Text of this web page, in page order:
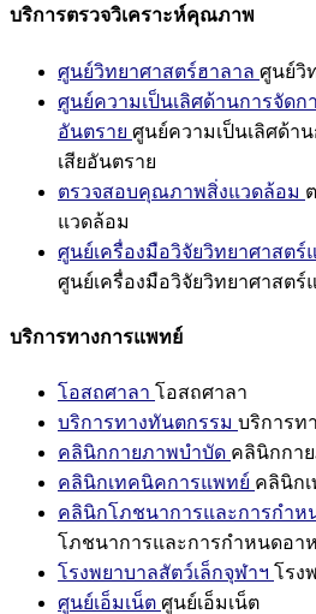
บริการตรวจวิเคราะห์คุณภาพ
ศูนย์วิทยาศาสตร์ฮาลาล ศูนย์วิ
ศูนย์ความเป็นเลิศด้านการจัดก
อันตราย ศูนย์ความเป็นเลิศด้า
เสียอันตราย
ตรวจสอบคุณภาพสิ่งแวดล้อม
แวดล้อม
ศูนย์เครื่องมือวิจัยวิทยาศาสตร์
ศูนย์เครื่องมือวิจัยวิทยาศาสตร์
บริการทางการแพทย์
โอสถศาลา โอสถศาลา
บริการทางทันตกรรม บริการท
คลินิกกายภาพบำบัด คลินิกกา
คลินิกเทคนิคการแพทย์ คลินิก
คลินิกโภชนาการและการกำห
โภชนาการและการกำหนดอา
โรงพยาบาลสัตว์เล็กจุฬาฯ โรง
ศูนย์เอ็มเน็ต ศูนย์เอ็มเน็ต